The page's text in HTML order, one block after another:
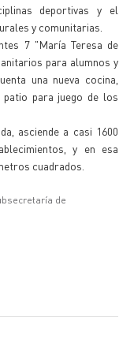
deportivas y el
y comunitarias.
7 "María Teresa de
para alumnos y
una nueva cocina,
para juego de los
asciende a casi 1600
y en esa
cuadrados.
de